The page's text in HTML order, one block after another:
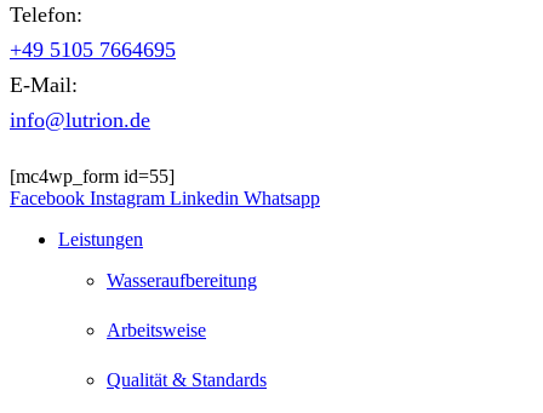
Telefon:
+49 5105 7664695
E-Mail:
info@lutrion.de
[mc4wp_form id=55]
Facebook Instagram Linkedin Whatsapp
Leistungen
Wasseraufbereitung
Arbeitsweise
Qualität & Standards